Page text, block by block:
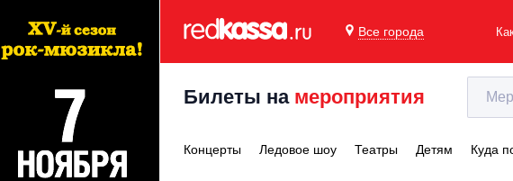
Все города
Билеты на мероприятия
Концерты Ледовое шоу Театры Детям Куда